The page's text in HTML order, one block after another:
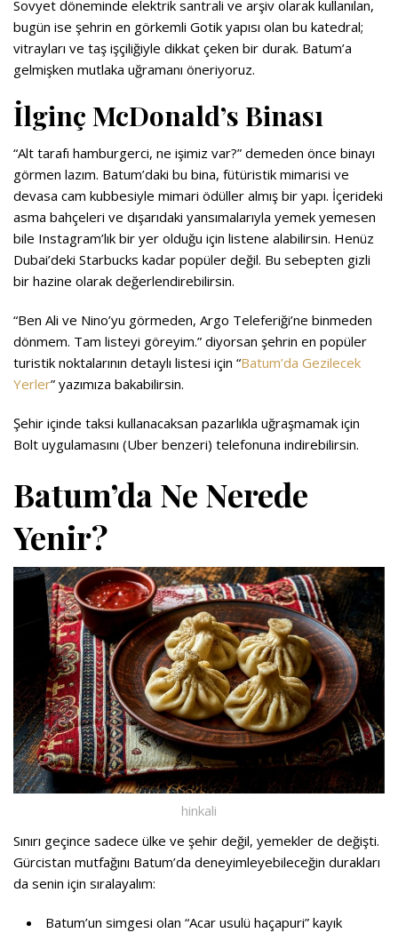
Sovyet döneminde elektrik santrali ve arşiv olarak kullanılan,
bugün ise şehrin en görkemli Gotik yapısı olan bu katedral;
vitrayları ve taş işçiliğiyle dikkat çeken bir durak. Batum’a
gelmişken mutlaka uğramanı öneriyoruz.
İlginç McDonald’s Binası
“Alt tarafı hamburgerci, ne işimiz var?” demeden önce binayı
görmen lazım. Batum’daki bu bina, fütüristik mimarisi ve
devasa cam kubbesiyle mimari ödüller almış bir yapı. İçerideki
asma bahçeleri ve dışarıdaki yansımalarıyla yemek yemesen
bile Instagram’lık bir yer olduğu için listene alabilirsin. Henüz
Dubai’deki Starbucks kadar popüler değil. Bu sebepten gizli
bir hazine olarak değerlendirebilirsin.
“Ben Ali ve Nino’yu görmeden, Argo Teleferiği’ne binmeden
dönmem. Tam listeyi göreyim.” diyorsan şehrin en popüler
turistik noktalarının detaylı listesi için “Batum’da Gezilecek
Yerler” yazımıza bakabilirsin.
Şehir içinde taksi kullanacaksan pazarlıkla uğraşmamak için
Bolt uygulamasını (Uber benzeri) telefonuna indirebilirsin.
Batum’da Ne Nerede
Yenir?
hinkali
Sınırı geçince sadece ülke ve şehir değil, yemekler de değişti.
Gürcistan mutfağını Batum’da deneyimleyebileceğin durakları
da senin için sıralayalım:
Batum’un simgesi olan “Acar usulü haçapuri” kayık